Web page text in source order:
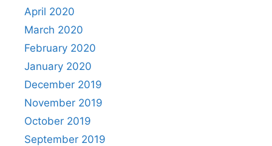
April 2020
March 2020
February 2020
January 2020
December 2019
November 2019
October 2019
September 2019